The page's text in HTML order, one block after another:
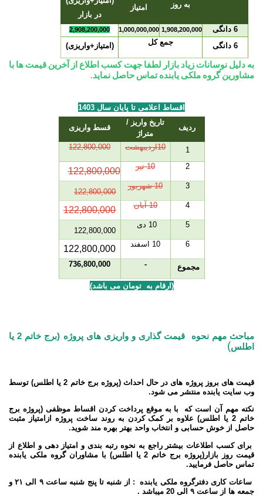
به روز
امتیاز
در بازار
6 دانگی
1,908,200,000
1,000,000,000
2,908,200,000
6 دانگی جمع کل (امتیاز+واریزی)
به دلیل نوسانات زیاد بازار لطفا جهت کسب اطلاع از آخرین قیمت ها با
مشاورین گروه ملکی یابنده تماس حاصل نماید.
اقساط اعلامی تا پایان سال 1403
ردیف
تاریخ واریز /
متراژ
قسط واریزی
1 10اردیبهشت 122,800,000
2 10 تیر 122,800,000
3 10 شهریور
122,800,000
4
10 آبان 122,800,000
5 10 دی
122,800,000
6
10 اسفند 122,800,000
مجموع -
736,800,000
(ارقام به تومان می باشد)
مباحث مهم نحوه قیمت گذاری و واریزی های پروژه (برج خاتم 2 یا
اطلس)
قیمت های بروز پروژه های در حال احداث (پروژه برج خاتم 2 یا اطلس) توسط
وب سایت یابنده منتشر می شود.
نکته مهم آن است که با به موقع پرداخت کردن اقساط موظفی (پروژه برج
خاتم 2 یا اطلس
) علاوه بر کمک کردن به روند ساخت پروژه از امتیاز مثبت
حاصل از خوش حسابی و انتخاب واحد بهتر بهره مند شوید.
برای کسب اطلاعات بیشتر راجع به نحوه رتبه بندی و امتیاز دهی و اطلاع از
قیمت روز بازار(پروژه برج خاتم 2 یا اطلس ) با مشاوران گروهملکی یابنده
تماس حاصل فرمایید.
ساعات کاری دفترگروه ملکی یابنده : از شنبه تا پنج شنبه ساعت۹ الی ۲۱ و
جمعه ها از ساعت ۹ الی 20 میباشد .